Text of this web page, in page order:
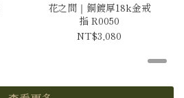
花之間｜銅鍍厚18k金戒
指 R0050
NT$3,080